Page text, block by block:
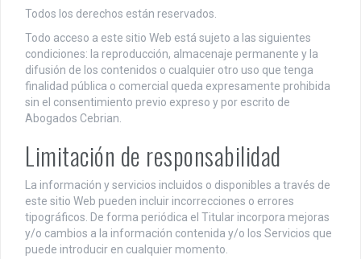
Todos los derechos están reservados.
Todo acceso a este sitio Web está sujeto a las siguientes
condiciones: la reproducción, almacenaje permanente y la
difusión de los contenidos o cualquier otro uso que tenga
finalidad pública o comercial queda expresamente prohibida
sin el consentimiento previo expreso y por escrito de
Abogados Cebrian.
Limitación de responsabilidad
La información y servicios incluidos o disponibles a través de
este sitio Web pueden incluir incorrecciones o errores
tipográficos. De forma periódica el Titular incorpora mejoras
y/o cambios a la información contenida y/o los Servicios que
puede introducir en cualquier momento.